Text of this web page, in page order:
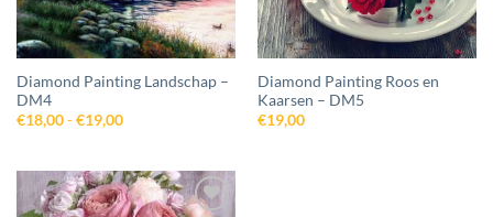
Diamond Painting Landschap –
DM4
€18,00 - €19,00Prijsklasse:
Diamond Painting Roos en
Kaarsen – DM5
€19,00